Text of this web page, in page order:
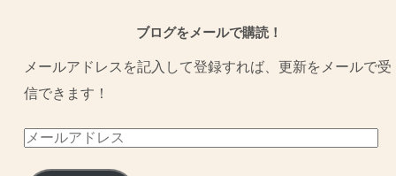
ブログをメールで購読！
メールアドレスを記入して登録すれば、更新をメールで受
信できます！
メ